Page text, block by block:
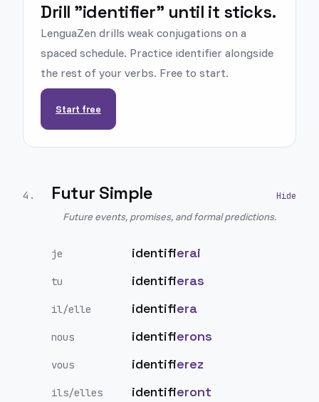
Drill "identifier" until it sticks.
LenguaZen drills weak conjugations on a
spaced schedule. Practice identifier alongside
the rest of your verbs. Free to start.
Start free
4 . Futur Simple
Future events, promises, and formal predictions.
je identifierai
tu identifieras
il/elle identifiera
nous identifierons
vous identifierez
ils/elles identifieront